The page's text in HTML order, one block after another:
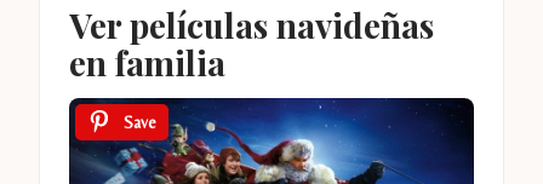
Ver películas navideñas
en familia
Save